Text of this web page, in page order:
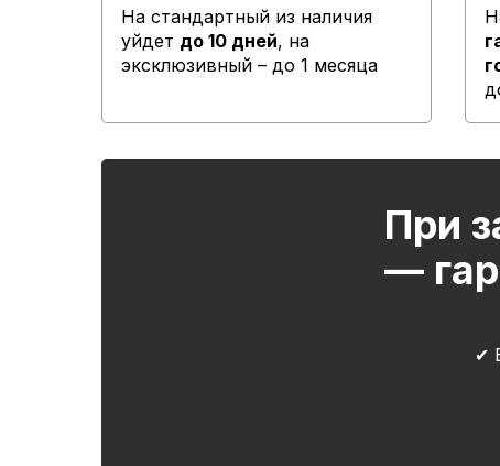
На стандартный из наличия
уйдет до 10 дней, на
эксклюзивный – до 1 месяца
✔
При
—